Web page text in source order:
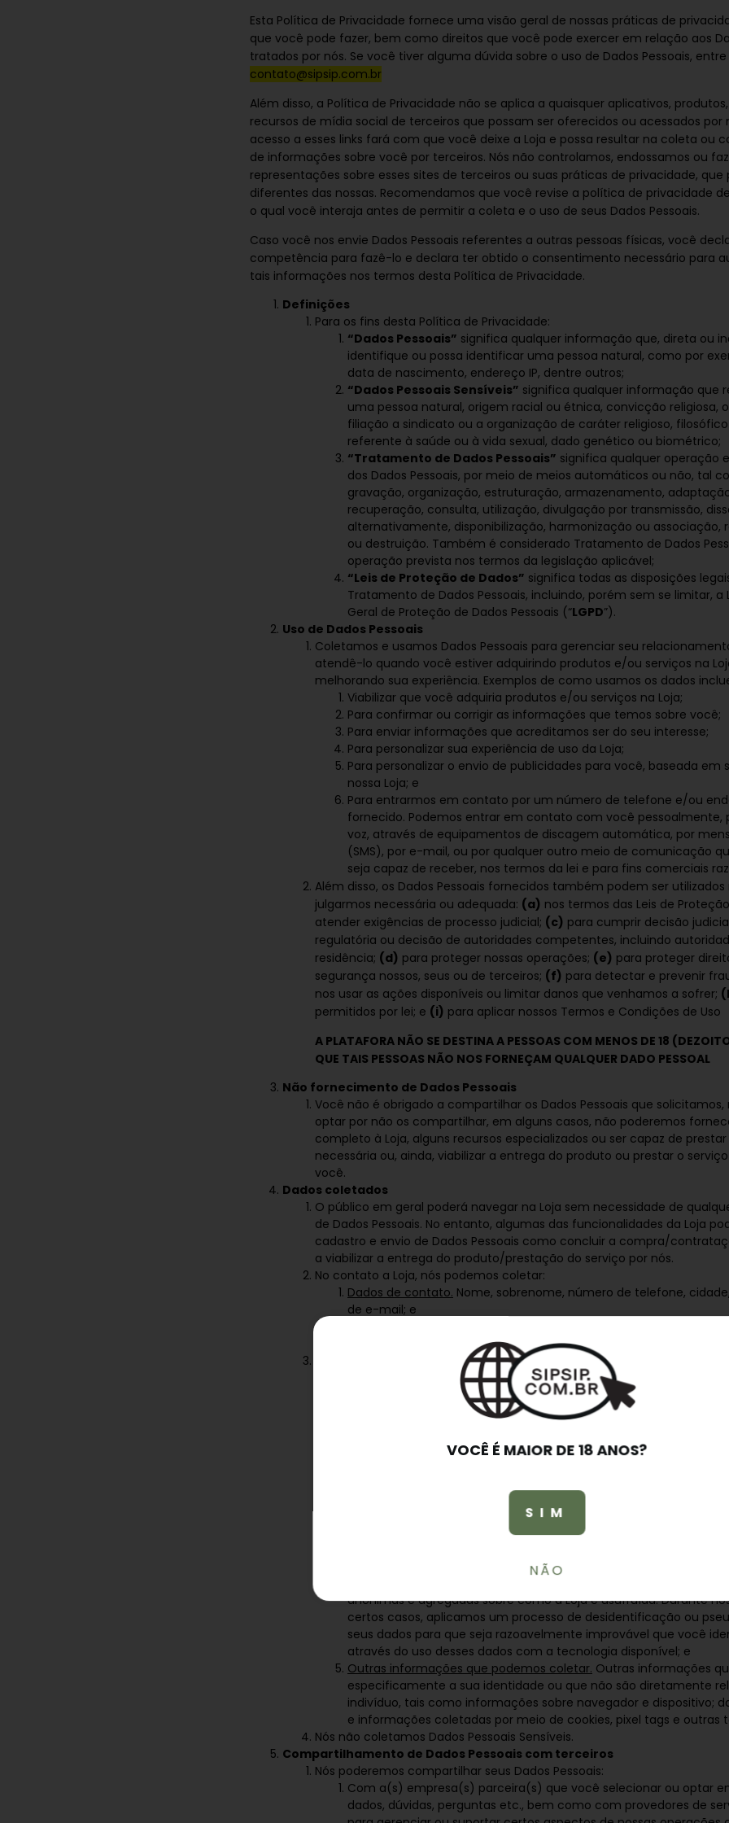
Esta Política de Privacidade fornece uma visão geral de nossas práticas de
que você pode fazer, bem como direitos que você pode exercer em relação aos
tratados por nós. Se você tiver alguma dúvida sobre o uso de Dados Pessoais,
contato@sipsip.com.br
Além disso, a Política de Privacidade não se aplica a quaisquer aplicativos,
recursos de mídia social de terceiros que possam ser oferecidos ou acessados por
acesso a esses links fará com que você deixe a Loja e possa resultar na coleta ou
de informações sobre você por terceiros. Nós não controlamos, endossamos ou
representações sobre esses sites de terceiros ou suas práticas de privacidade, que
diferentes das nossas. Recomendamos que você revise a política de privacidade
o qual você interaja antes de permitir a coleta e o uso de seus Dados Pessoais.
Caso você nos envie Dados Pessoais referentes a outras pessoas físicas, você
competência para fazê-lo e declara ter obtido o consentimento necessário para
tais informações nos termos desta Política de Privacidade.
Definições
Para os fins desta Política de Privacidade:
“Dados Pessoais” significa qualquer informação que, direta ou
identifique ou possa identificar uma pessoa natural, como por
data de nascimento, endereço IP, dentre outros;
“Dados Pessoais Sensíveis” significa qualquer informação que
uma pessoa natural, origem racial ou étnica, convicção religiosa,
filiação a sindicato ou a organização de caráter religioso,
referente à saúde ou à vida sexual, dado genético ou biométrico;
“Tratamento de Dados Pessoais” significa qualquer operação
dos Dados Pessoais, por meio de meios automáticos ou não, tal
gravação, organização, estruturação, armazenamento,
recuperação, consulta, utilização, divulgação por transmissão,
alternativamente, disponibilização, harmonização ou associação,
ou destruição. Também é considerado Tratamento de Dados
operação prevista nos termos da legislação aplicável;
“Leis de Proteção de Dados” significa todas as disposições
Tratamento de Dados Pessoais, incluindo, porém sem se limitar, a
Geral de Proteção de Dados Pessoais (“LGPD”).
Uso de Dados Pessoais
Coletamos e usamos Dados Pessoais para gerenciar seu
atendê-lo quando você estiver adquirindo produtos e/ou serviços na
melhorando sua experiência. Exemplos de como usamos os dados
Viabilizar que você adquiria produtos e/ou serviços na Loja;
Para confirmar ou corrigir as informações que temos sobre você;
Para enviar informações que acreditamos ser do seu interesse;
Para personalizar sua experiência de uso da Loja;
Para personalizar o envio de publicidades para você, baseada em
nossa Loja; e
Para entrarmos em contato por um número de telefone e/ou
fornecido. Podemos entrar em contato com você pessoalmente,
voz, através de equipamentos de discagem automática, por
(SMS), por e-mail, ou por qualquer outro meio de comunicação
seja capaz de receber, nos termos da lei e para fins comerciais
Além disso, os Dados Pessoais fornecidos também podem ser
julgarmos necessária ou adequada: (a) nos termos das Leis de
atender exigências de processo judicial; (c) para cumprir decisão
regulatória ou decisão de autoridades competentes, incluindo
residência; (d) para proteger nossas operações; (e) para proteger
segurança nossos, seus ou de terceiros; (f) para detectar e prevenir
nos usar as ações disponíveis ou limitar danos que venhamos a sofrer;
permitidos por lei; e (i) para aplicar nossos Termos e Condições de Uso
A PLATAFORA NÃO SE DESTINA A PESSOAS COM MENOS DE 18
QUE TAIS PESSOAS NÃO NOS FORNEÇAM QUALQUER DADO PESSOAL
Não fornecimento de Dados Pessoais
Você não é obrigado a compartilhar os Dados Pessoais que
optar por não os compartilhar, em alguns casos, não poderemos
completo à Loja, alguns recursos especializados ou ser capaz de
necessária ou, ainda, viabilizar a entrega do produto ou prestar o
você.
Dados coletados
O público em geral poderá navegar na Loja sem necessidade de
de Dados Pessoais. No entanto, algumas das funcionalidades da Loja
cadastro e envio de Dados Pessoais como concluir a compra/
a viabilizar a entrega do produto/prestação do serviço por nós.
No contato a Loja, nós podemos coletar:
Dados de contato. Nome, sobrenome, número de telefone,
de e-mail; e
reclamações, sugestões, críticas, elogios etc.).
Na navegação geral na Loja, nós poderemos coletar:
Dados de localização.Dados de geolocalização quando você
Informações sobre suas preferências e interesses
produtos/serviços (quando você nos diz o que eles são ou
Dados de navegação na Loja.Informações sobre suas visitas e
IP, sua localização, o endereço do site a partir do qual você
informações são coletadas usando nossas Ferramentas de
Dados, que incluem cookies, web beacons e links da web
anônimas e agregadas sobre como a Loja é usufruída. Durante
certos casos, aplicamos um processo de desidentificação ou
seus dados para que seja razoavelmente improvável que você
através do uso desses dados com a tecnologia disponível; e
Outras informações que podemos coletar. Outras informações
especificamente a sua identidade ou que não são diretamente
indivíduo, tais como informações sobre navegador e dispositivo;
e informações coletadas por meio de cookies, pixel tags e outras
Nós não coletamos Dados Pessoais Sensíveis.
Compartilhamento de Dados Pessoais com terceiros
Nós poderemos compartilhar seus Dados Pessoais:
Com a(s) empresa(s) parceira(s) que você selecionar ou optar
dados, dúvidas, perguntas etc., bem como com provedores de
VOCÊ É MAIOR DE 18 ANOS?
SIM
NÃO